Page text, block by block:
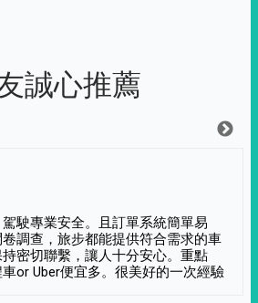
誠心推薦
駛專業安全。且訂單系統簡單易
調查，旅步都能提供符合需求的車
密切聯繫，讓人十分安心。重點
or Uber便宜多。很美好的一次經驗